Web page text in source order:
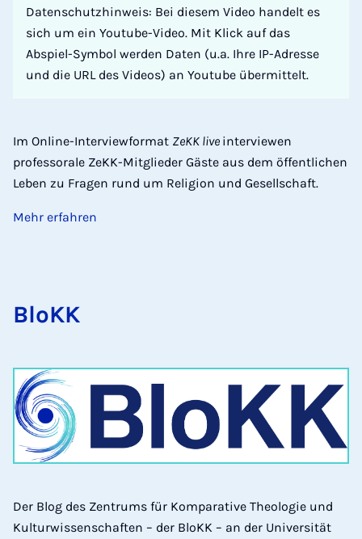
Datenschutzhinweis: Bei diesem Video handelt es
sich um ein Youtube-Video. Mit Klick auf das
Abspiel-Symbol werden Daten (u.a. Ihre IP-Adresse
und die URL des Videos) an Youtube übermittelt.
Im Online-Interviewformat ZeKK live interviewen
professorale ZeKK-Mitglieder Gäste aus dem öffentlichen
Leben zu Fragen rund um Religion und Gesellschaft.
Mehr erfahren
BloKK
Der Blog des Zentrums für Komparative Theologie und
Kulturwissenschaften – der BloKK – an der Universität